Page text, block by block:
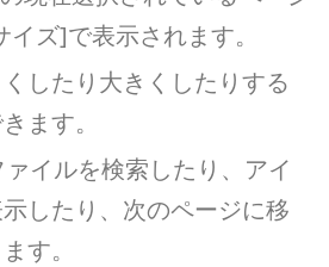
ズ]で表示されます。
したり大きくしたりする
ます。
ァイルを検索したり、アイ
したり、次のページに移
す。